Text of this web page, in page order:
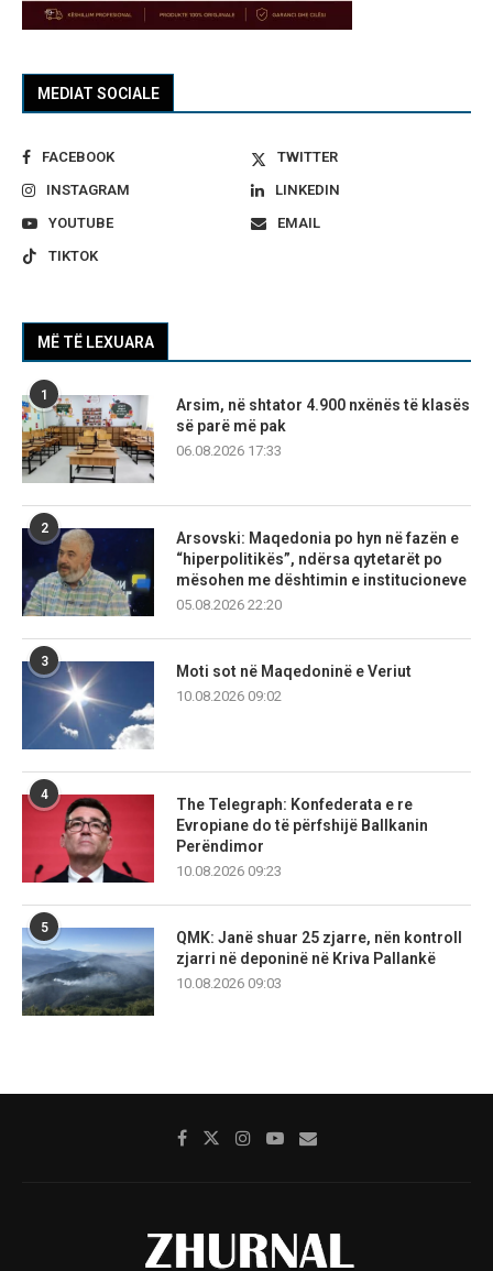
MEDIAT SOCIALE
FACEBOOK
TWITTER
INSTAGRAM
LINKEDIN
YOUTUBE
EMAIL
TIKTOK
MË TË LEXUARA
1
Arsim, në shtator 4.900 nxënës të klasës
së parë më pak
06.08.2026 17:33
2
Arsovski: Maqedonia po hyn në fazën e
“hiperpolitikës”, ndërsa qytetarët po
mësohen me dështimin e institucioneve
05.08.2026 22:20
3
Moti sot në Maqedoninë e Veriut
10.08.2026 09:02
4
The Telegraph: Konfederata e re
Evropiane do të përfshijë Ballkanin
Perëndimor
10.08.2026 09:23
5
QMK: Janë shuar 25 zjarre, nën kontroll
zjarri në deponinë në Kriva Pallankë
10.08.2026 09:03